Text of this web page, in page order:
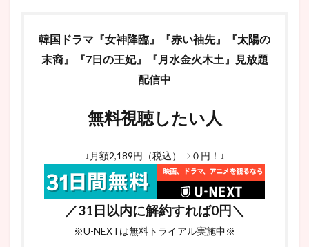
韓国ドラマ『女神降臨』『赤い袖先』『太陽の
末裔』『7日の王妃』『月水金火木土』見放題
配信中
無料視聴したい人
↓月額2,189円（税込）⇒０円！↓
／31日以内に解約すれば0円＼
※U-NEXTは無料トライアル実施中※